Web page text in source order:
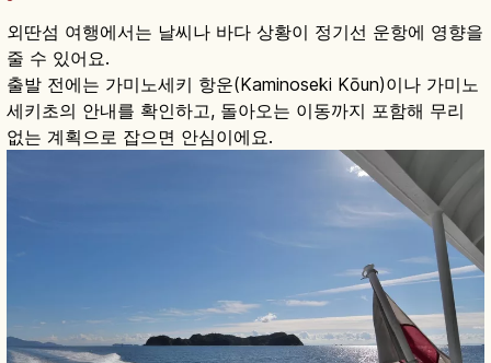
외딴섬 여행에서는 날씨나 바다 상황이 정기선 운항에 영향을
줄 수 있어요.
출발 전에는 가미노세키 항운(Kaminoseki Kōun)이나 가미노
세키초의 안내를 확인하고, 돌아오는 이동까지 포함해 무리
없는 계획으로 잡으면 안심이에요.